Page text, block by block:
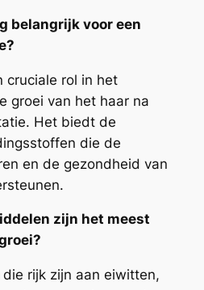
belangrijk voor een
cruciale rol in het
groei van het haar na
Het biedt de
die de
en de gezondheid van
zijn het meest
rijk zijn aan eiwitten,